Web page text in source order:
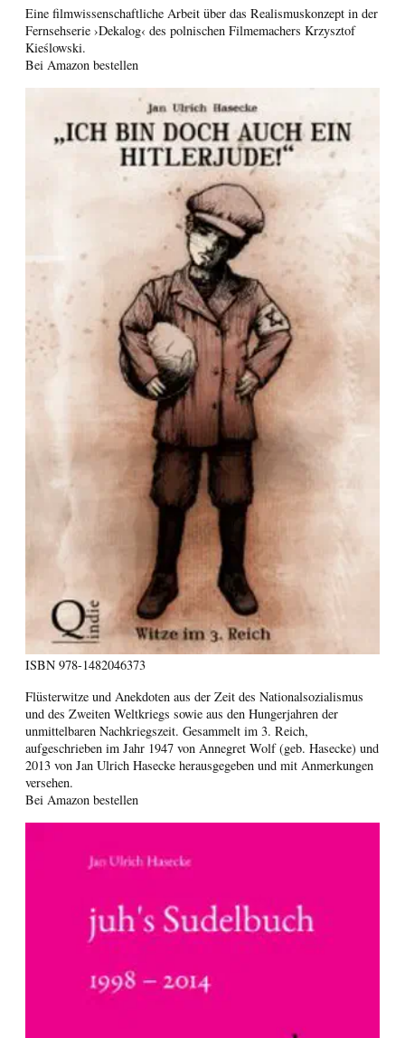
Eine filmwissenschaftliche Arbeit über das Realismuskonzept in der
Fernsehserie ›Dekalog‹ des polnischen Filmemachers Krzysztof
Kieślowski.
Bei Amazon bestellen
ISBN 978-1482046373
Flüsterwitze und Anekdoten aus der Zeit des Nationalsozialismus
und des Zweiten Weltkriegs sowie aus den Hungerjahren der
unmittelbaren Nachkriegszeit. Gesammelt im 3. Reich,
aufgeschrieben im Jahr 1947 von Annegret Wolf (geb. Hasecke) und
2013 von Jan Ulrich Hasecke herausgegeben und mit Anmerkungen
versehen.
Bei Amazon bestellen